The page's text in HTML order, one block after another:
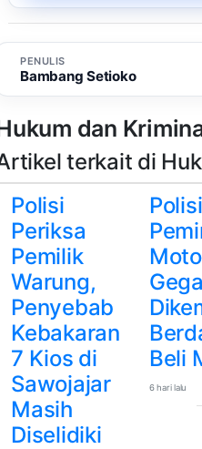
PENULIS
Bambang Setioko
dan
terkait di
Polisi
Periksa
Pemilik
Warung,
Penyebab
Kebakaran
7 Kios di
Sawojajar
Masih
Diselidiki
Beli
6 hari lalu